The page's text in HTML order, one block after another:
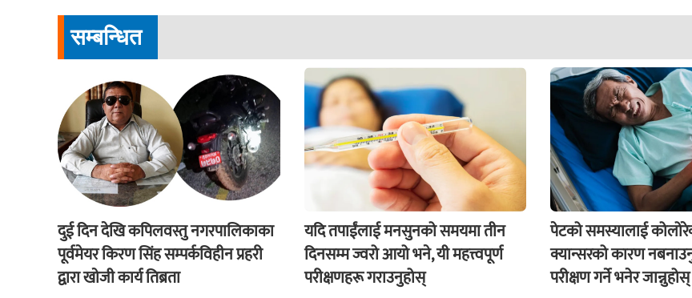
सम्बन्धित
दुई दिन देखि कपिलवस्तु नगरपालिकाका
पूर्वमेयर किरण सिंह सम्पर्कविहीन प्रहरी
द्वारा खाेजी कार्य तिब्रता
यदि तपाईंलाई मनसुनको समयमा तीन
दिनसम्म ज्वरो आयो भने, यी महत्त्वपूर्ण
परीक्षणहरू गराउनुहोस्
पेटको समस्यालाई
क्यान्सरको कारण
परीक्षण गर्ने भनेर जान्नुहोस्